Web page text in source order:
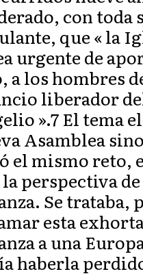
con toda
que « la
urgente de
a los hombres
liberador
».7 El tema
Asamblea
el mismo reto,
la perspectiva
Se trataba,
esta
a una
haberla